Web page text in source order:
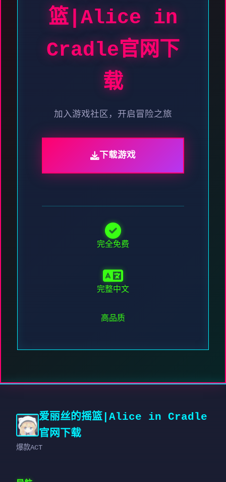
篮|Alice in
Cradle官网下
载
加入游戏社区，开启冒险之旅
下载游戏
完全免费
完整中文
高品质
爱丽丝的摇篮|Alice in Cradle
官网下载
爆款ACT